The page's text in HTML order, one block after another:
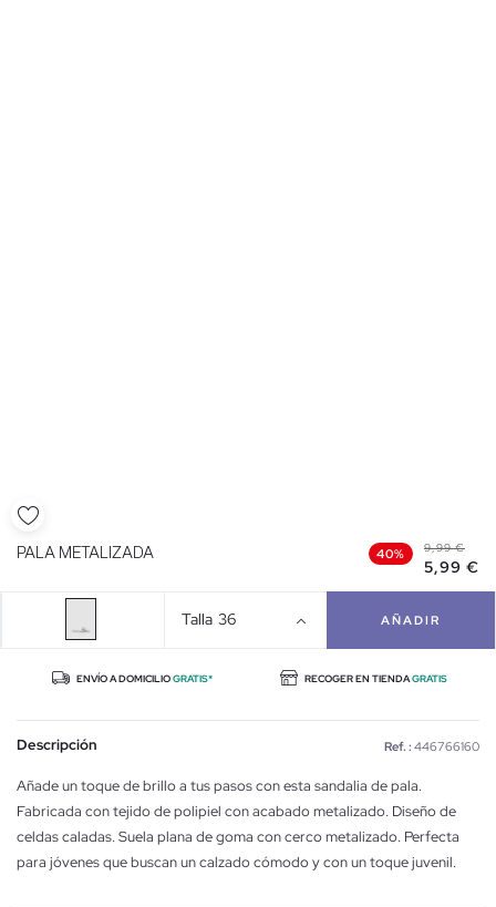
PALA METALIZADA 40% 9,99 €
5,99 €
Talla 36 AÑADIR
ENVÍO A DOMICILIOGRATIS* RECOGER EN TIENDAGRATIS
Descripción Ref. : 446766160
Añade un toque de brillo a tus pasos con esta sandalia de pala.
Fabricada con tejido de polipiel con acabado metalizado. Diseño de
celdas caladas. Suela plana de goma con cerco metalizado. Perfecta
para jóvenes que buscan un calzado cómodo y con un toque juvenil.